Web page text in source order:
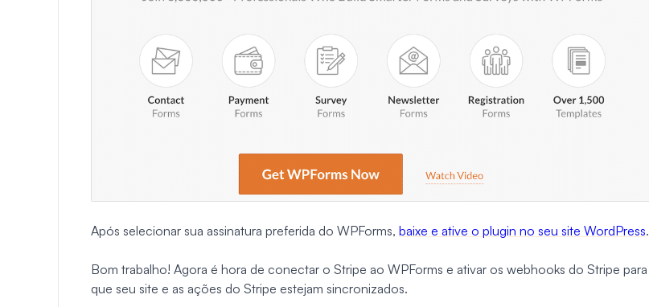
Após selecionar sua assinatura preferida do WPForms, baixe e ative o plugin no seu site WordPress.
Bom trabalho! Agora é hora de conectar o Stripe ao WPForms e ativar os webhooks do Stripe para
que seu site e as ações do Stripe estejam sincronizados.